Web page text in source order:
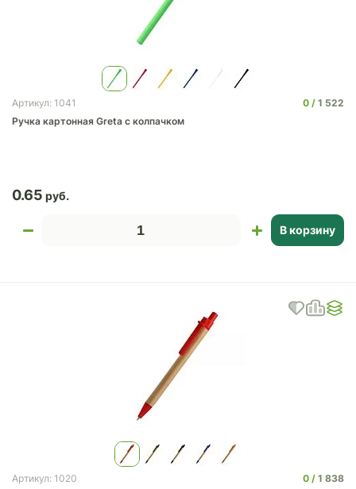
Артикул: 1041 0
1 522
Ручка картонная Greta с колпачком
0.65
В корзину
Артикул: 1020 0
1 838